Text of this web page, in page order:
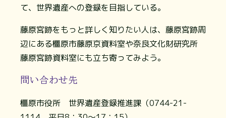
て、世界遺産への登録を目指している。
藤原宮跡をもっと詳しく知りたい人は、藤原宮跡周
辺にある橿原市藤原京資料室や奈良文化財研究所
藤原宮跡資料室にも立ち寄ってみよう。
問い合わせ先
橿原市役所 世界遺産登録推進課（0744-21-